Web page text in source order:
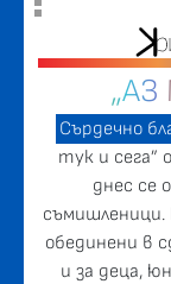
Сърдечно
тук и сега”
днес се
съмишленици.
обединени в
и за деца,